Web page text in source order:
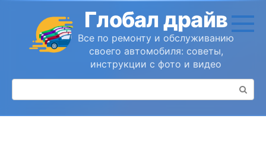
контенту
Глобал драйв
Все по ремонту и обслуживанию
своего автомобиля: советы,
инструкции с фото и видео
Поиск: